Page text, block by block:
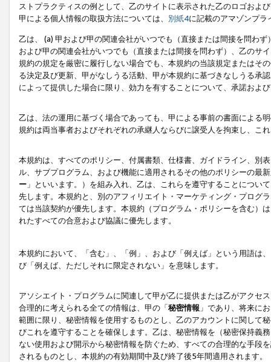
ストプラクティスの例として、乙のサイトに表示された乙のロゴおよ
甲による個人情報の取扱方法については、 別紙4に記載のアマゾンプ
乙は、 (a) 甲および甲の関連会社がいつでも（直接または間接を問わ
および甲の関連会社がいつでも（直接または間接を問わず）、乙のサ
規約の規定を厳密に履行しない場合でも、本規約の当該規定またはそ
る決定及び更新、甲がなしうる活動、甲が本規約に基づきなしうる承
によって提供した場合に限り、効力を有することについて、承諾およ
乙は、法の運用に基づく場合であっても、甲による事前の書面による
規約は両当事者およびそれぞれの承継人ならびに譲受人を拘束し、こ
本規約は、すべてのポリシー、付属書類、仕様書、ガイドライン、別
ル、サブプログラム、および機能に適用されるその他のポリシーの最
ー 」といいます。）を組み入れ、乙は、これらを遵守することにつ
先します。本規約と、別のアフィリエイト・マーケティング・プログ
ては当該契約が優先します。本規約（プログラム・ポリシーを含む）
れたすべての合意および協議に優先します。
本規約において、「含む」、「例」、および「例えば」という用語は
び「例えば、ただしそれに限定されない」を意味します。
アソシエイト・プログラムに関連して甲が乙に提供または乙がアクセ
合理的に考えられる全ての情報は、甲の「秘密情報 」であり、将来に
範囲に限り、秘密情報を使用するものとし、乙のアカウントに関して
びこれを遵守することを確保します。乙は、秘密情報を（秘密保持義
ない使用および開示から秘密情報を防ぐため、すべての合理的な手段
されるものとし、本規約の有効期間中及び終了後5年間適用されます。